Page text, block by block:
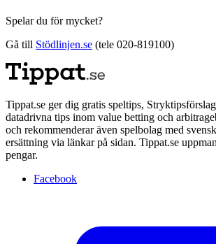
Spelar du för mycket?
Gå till Stödlinjen.se (tele 020-819100)
Tippat.se ger dig gratis speltips,
datadrivna tips inom value betting och
och rekommenderar även spelbolag med
ersättning via länkar på sidan. Tippat.se
pengar.
Facebook